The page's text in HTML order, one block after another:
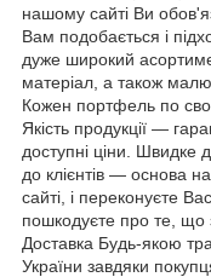
нашому сайті Ви
Вам подобається і
дуже широкий
матеріал, а також
Кожен портфель по
Якість продукції —
доступні ціни. Швидке
до клієнтів — основа
сайті, і переконуєте
пошкодуєте про те, що
Доставка Будь-якою
України завдяки